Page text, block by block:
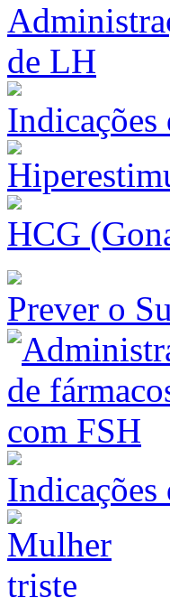
Indicações
HCG
Prever o
Indicações